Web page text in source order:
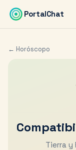
Saltar al contenido
PortalChat
← Horóscopo
Tierra y